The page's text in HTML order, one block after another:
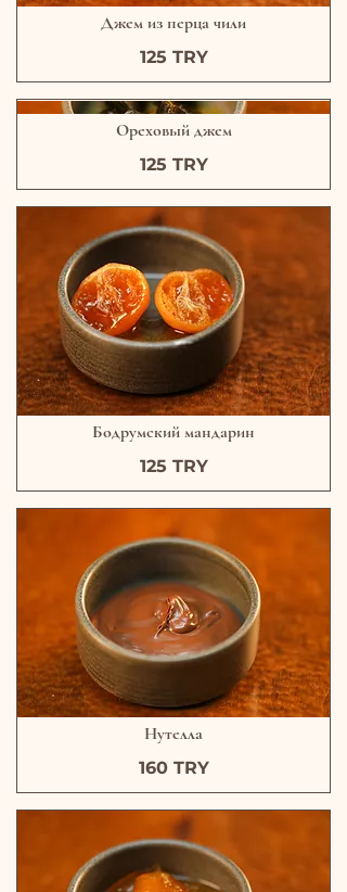
Джем из перца чили
125 TRY
Ореховый джем
125 TRY
Бодрумский мандарин
125 TRY
Нутелла
160 TRY